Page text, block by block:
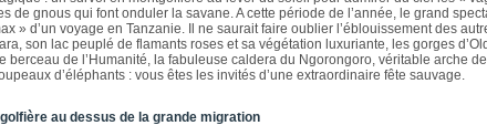
de gnous qui font onduler la savane. A cette période de l’année, le grand
» d’un voyage en Tanzanie. Il ne saurait faire oublier l’éblouissement des
son lac peuplé de flamants roses et sa végétation luxuriante, les gorges
berceau de l’Humanité, la fabuleuse caldera du Ngorongoro, véritable arche
d’éléphants : vous êtes les invités d’une extraordinaire fête sauvage.
au dessus de la grande migration